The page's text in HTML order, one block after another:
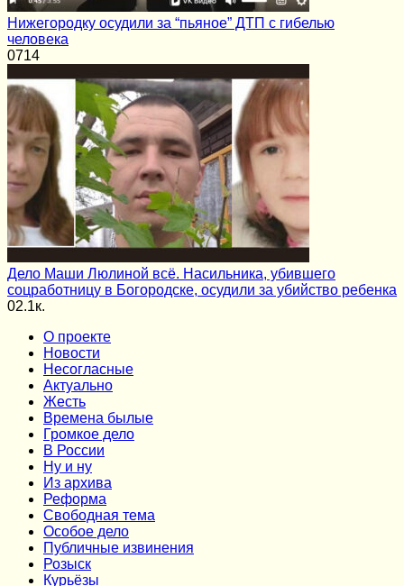
Нижегородку осудили за “пьяное” ДТП с гибелью
человека
0714
Дело Маши Люлиной всё. Насильника, убившего
соцработницу в Богородске, осудили за убийство ребенка
02.1к.
О проекте
Новости
Несогласные
Актуально
Жесть
Времена былые
Громкое дело
В России
Ну и ну
Из архива
Реформа
Cвободная тема
Особое дело
Публичные извинения
Розыск
Курьёзы